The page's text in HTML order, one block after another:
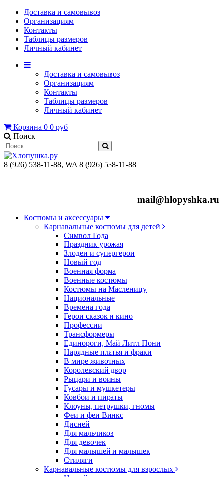
Доставка и самовывоз
Организациям
Контакты
Таблицы размеров
Личный кабинет
Доставка и самовывоз
Организациям
Контакты
Таблицы размеров
Личный кабинет
Корзина 0 0 руб
Поиск
8 (926) 538-11-88, WA 8 (926) 538-11-88
mail@hlopyshka.ru
Костюмы и аксессуары
Карнавальные костюмы для детей
Символ Года
Праздник урожая
Злодеи и супергерои
Новый год
Военная форма
Военные костюмы
Костюмы на Масленицу
Национальные
Времена года
Герои сказок и кино
Профессии
Трансформеры
Единороги, Май Литл Пони
Нарядные платья и фраки
В мире животных
Королевский двор
Рыцари и воины
Гусары и мушкетеры
Ковбои и пираты
Клоуны, петрушки, гномы
Феи и феи Винкс
Дисней
Для мальчиков
Для девочек
Для малышей и малышек
Стиляги
Карнавальные костюмы для взрослых